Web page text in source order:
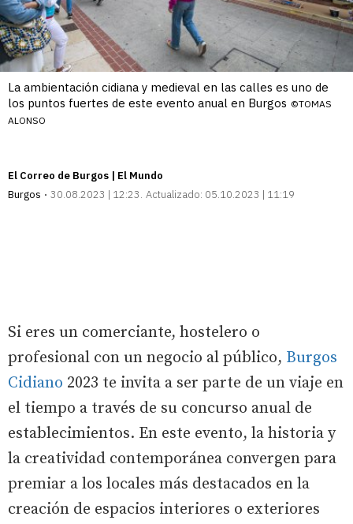
La ambientación cidiana y medieval en las calles es uno de
los puntos fuertes de este evento anual en Burgos ©TOMAS
ALONSO
El Correo de Burgos | El Mundo
Burgos
30.08.2023 | 12:23 Actualizado: 05.10.2023 | 11:19
Si eres un comerciante, hostelero o
profesional con un negocio al público, Burgos
Cidiano 2023 te invita a ser parte de un viaje en
el tiempo a través de su concurso anual de
establecimientos. En este evento, la historia y
la creatividad contemporánea convergen para
premiar a los locales más destacados en la
creación de espacios interiores o exteriores